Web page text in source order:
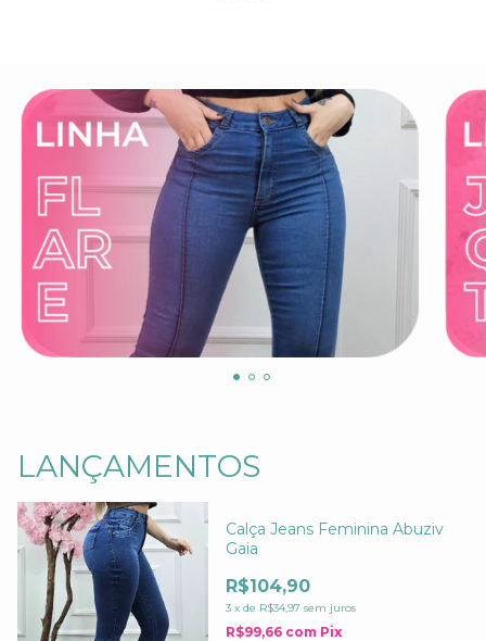
LANÇAMENTOS
Calça Jeans Feminina Abuziv
Gaia
R$104,90
3 x de R$34,97 sem juros
R$99,66 com Pix